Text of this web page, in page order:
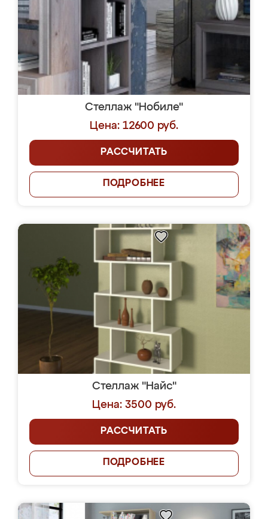
Стеллаж "Нобиле"
Цена: 12600 руб.
РАССЧИТАТЬ
ПОДРОБНЕЕ
Стеллаж "Найс"
Цена: 3500 руб.
РАССЧИТАТЬ
ПОДРОБНЕЕ